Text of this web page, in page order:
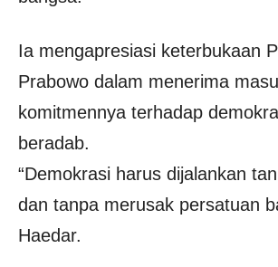
Ia mengapresiasi keterbukaan
Prabowo dalam menerima
komitmennya terhadap
beradab.
“Demokrasi harus dijalankan
dan tanpa merusak persatuan
Haedar.